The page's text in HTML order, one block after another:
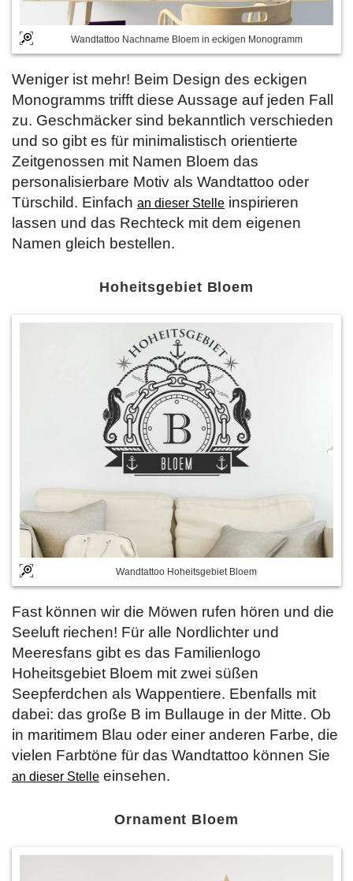
Wandtattoo Nachname Bloem in eckigen Monogramm
Weniger ist mehr! Beim Design des eckigen
Monogramms trifft diese Aussage auf jeden Fall
zu. Geschmäcker sind bekanntlich verschieden
und so gibt es für minimalistisch orientierte
Zeitgenossen mit Namen Bloem das
personalisierbare Motiv als Wandtattoo oder
Türschild. Einfach an dieser Stelle inspirieren
lassen und das Rechteck mit dem eigenen
Namen gleich bestellen.
Hoheitsgebiet Bloem
Wandtattoo Hoheitsgebiet Bloem
Fast können wir die Möwen rufen hören und die
Seeluft riechen! Für alle Nordlichter und
Meeresfans gibt es das Familienlogo
Hoheitsgebiet Bloem mit zwei süßen
Seepferdchen als Wappentiere. Ebenfalls mit
dabei: das große B im Bullauge in der Mitte. Ob
in maritimem Blau oder einer anderen Farbe, die
vielen Farbtöne für das Wandtattoo können Sie
an dieser Stelle einsehen.
Ornament Bloem